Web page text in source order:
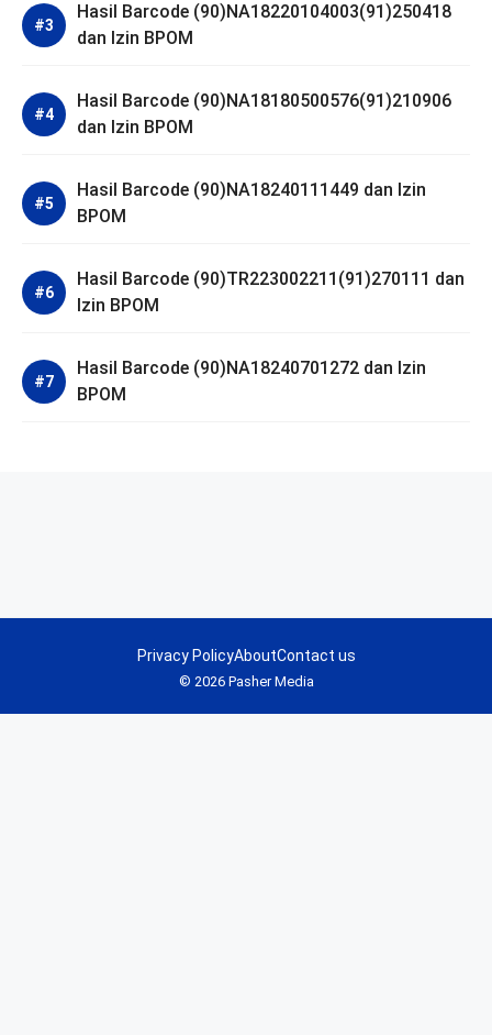
Hasil Barcode (90)NA18220104003(91)250418
dan Izin BPOM
Hasil Barcode (90)NA18180500576(91)210906
dan Izin BPOM
Hasil Barcode (90)NA18240111449 dan Izin
BPOM
Hasil Barcode (90)TR223002211(91)270111 dan
Izin BPOM
Hasil Barcode (90)NA18240701272 dan Izin
BPOM
© 2026 Pasher Media
Privacy PolicyAboutContact us